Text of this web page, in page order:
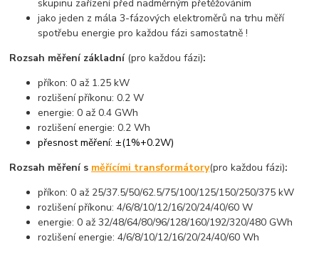
skupinu zařízení před nadměrným přetěžováním
jako jeden z mála 3-fázových elektroměrů na trhu měří
spotřebu energie pro každou fázi samostatně !
Rozsah měření základní (pro každou fázi):
příkon: 0 až 1.25 kW
rozlišení příkonu: 0.2 W
energie: 0 až 0.4 GWh
rozlišení energie: 0.2 Wh
přesnost měření: ±(1%+0.2W)
Rozsah měření s měřícími transformátory(pro každou fázi):
příkon: 0 až 25/37.5/50/62.5/75/100/125/150/250/375 kW
rozlišení příkonu: 4/6/8/10/12/16/20/24/40/60 W
energie: 0 až 32/48/64/80/96/128/160/192/320/480 GWh
rozlišení energie: 4/6/8/10/12/16/20/24/40/60 Wh